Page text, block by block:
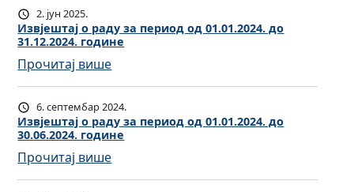
а
ј
о
р
а
д
у
з
а
в
ј
е
ш
т
а
ј
о
р
2. јун 2025.
Извјештај о раду за период од 01.01.2024. до
31.12.2024. године
Прочитај више:
И
з
в
ј
е
ш
6. септембар 2024.
Извјештај о раду за период од 01.01.2024. до
30.06.2024. године
Прочитај више:
И